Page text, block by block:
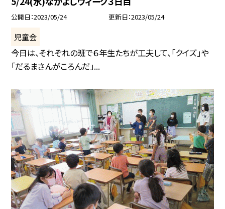
公開日 2023/05/24 更新日 2023/05/24
児童会
今日は、それぞれの班で６年生たちが工夫して、「クイズ」や
「だるまさんがころんだ」...